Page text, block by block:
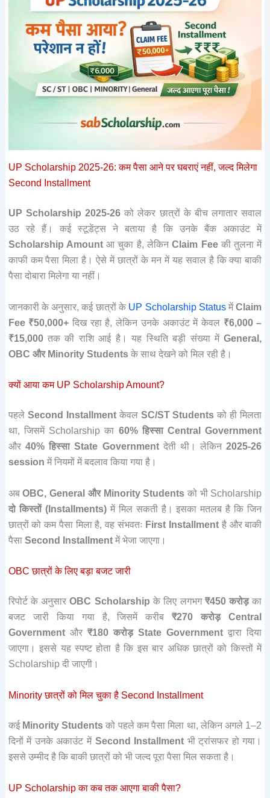
UP Scholarship 2025-26: कम पैसा आने पर घबराएं नहीं, जल्द मिलेगा
Second Installment
UP Scholarship 2025-26 को लेकर छात्रों के बीच लगातार सवाल
उठ रहे हैं। कई स्टूडेंट्स ने बताया है कि उनके बैंक अकाउंट में
Scholarship Amountआ चुका है, लेकिनClaim Feeकी तुलना में
काफी कम पैसा मिला है। ऐसे में छात्रों के मन में यह सवाल है कि क्या बाकी
पैसा दोबारा मिलेगा या नहीं।
जानकारी के अनुसार, कई छात्रों के UP Scholarship StatusमेंClaim
Fee ₹50,000+ दिख रहा है, लेकिन उनके अकाउंट में केवल ₹6,000 –
₹15,000तक की राशि आई है। यह स्थिति बड़ी संख्या मेंGeneral,
OBC और Minority Studentsके साथ देखने को मिल रही है।
क्यों आया कम UP Scholarship Amount?
पहले Second Installmentकेवल SC/ST Students को ही मिलता
था, जिसमें Scholarship का 60% हिस्सा Central Government
और 40% हिस्सा State Governmentदेती थी। लेकिन2025-26
session में नियमों में बदलाव किया गया है।
अबOBC, General और Minority Students को भी Scholarship
दो किस्तों (Installments)में मिल सकती है। इसका मतलब है कि जिन
छात्रों को कम पैसा मिला है, वह संभवतः First Installment है और बाकी
पैसा Second Installmentमें भेजा जाएगा।
OBC छात्रों के लिए बड़ा बजट जारी
रिपोर्ट के अनुसारOBC Scholarship के लिए लगभग ₹450 करोड़का
बजट जारी किया गया है, जिसमें करीब₹270 करोड़ Central
Governmentऔर ₹180 करोड़ State Government द्वारा दिया
जाएगा। इससे यह स्पष्ट होता है कि इस बार अधिक छात्रों को किस्तों में
Scholarship दी जाएगी।
Minority छात्रों को मिल चुका है Second Installment
कई Minority Students को पहले कम पैसा मिला था, लेकिन अगले 1–2
दिनों में उनके अकाउंट में Second Installment भी ट्रांसफर हो गया।
इससे उम्मीद है कि बाकी छात्रों को भी जल्द पूरा पैसा मिल सकता है।
UP Scholarship का कब तक आएगा बाकी पैसा?